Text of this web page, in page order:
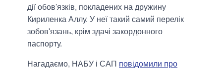
дії обов'язків, покладених на дружину
Кириленка Аллу. У неї такий самий перелік
зобов'язань, крім здачі закордонного
паспорту.
Нагадаємо, НАБУ і САП повідомили про